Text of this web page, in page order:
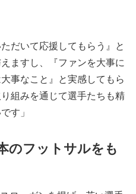
だいて応援してもらう』と
ますし、『ファンを大事に
事なこと』と実感してもら
組みを通じて選手たちも精
す」
のフットサルをも